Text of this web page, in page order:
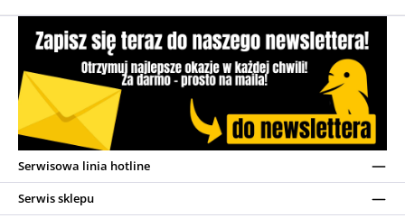
Serwisowa linia hotline
Serwis sklepu